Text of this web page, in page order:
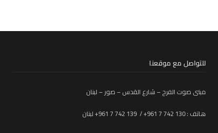
للتواصل مع موقعنا
مبنى صوت الفرح – شارع القدس – صور – لبنان
هاتف : 130 742 7 961+ / 139 742 7 961+ لبنان